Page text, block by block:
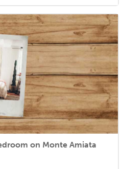
on Monte Amiata